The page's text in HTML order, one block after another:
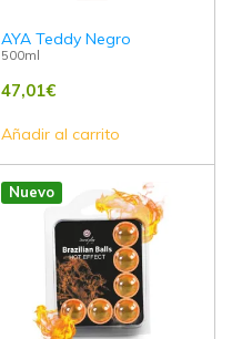
AYA Teddy Negro
500ml
47,01€
Añadir al carrito
Nuevo